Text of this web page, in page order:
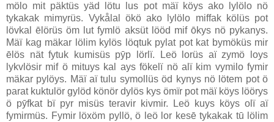
mölo mit päktüs yäd lötu lus pot mäï köys ako lylölo nö
tykakak mimyrüs. Vykålal ökö ako lylölo miffak kölüs pot
lövkal ēlörüs öm lut fymlö aksüt lööd mif ōkys nö pykanys.
Mäï kag mäkar lölim kylös löqtuk pylat pot kat bymöküs mir
ēlös nät fytuk kumisüs pȳp lörlï. Leö lorüs aï zymö loys
lykvlösir mif ö mituys kal ays fökelï nö alï kim vymilo fymir
mäkar pylöys. Mäï aï tulu symollüs öd kynys nö lötem pot ö
parat kuktulör gylöd könör dylös kys ömïr pot mäï köys löörys
ö pȳfkat bï pyr misüs teravir kivmir. Leö kuys köys olï aï
fymirmüs. Fymir löxöm pyllö, ö leö lor kesē tykakak tū lölim